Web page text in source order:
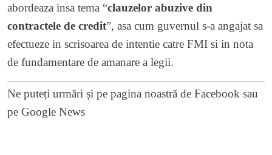
abordeaza insa tema “clauzelor abuzive din
contractele de credit”, asa cum guvernul s-a angajat sa
efectueze in scrisoarea de intentie catre FMI si in nota
de fundamentare de amanare a legii.
Ne puteți urmări și pe pagina noastră de Facebook sau
pe Google News